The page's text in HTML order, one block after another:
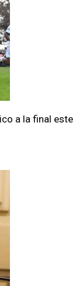
a la final este